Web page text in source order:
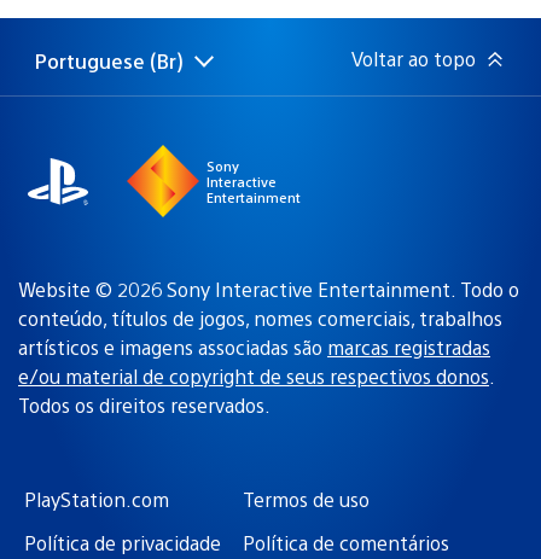
publicação:
Selecione
uma
Região
atual:
Portuguese (Br) Voltar ao topo
Sony
Interactive
Entertainment
Website © 2026 Sony Interactive Entertainment. Todo o
conteúdo, títulos de jogos, nomes comerciais, trabalhos
artísticos e imagens associadas são marcas registradas
e/ou material de copyright de seus respectivos donos.
Todos os direitos reservados.
PlayStation.com
Termos de uso
Política de privacidade
Política de comentários